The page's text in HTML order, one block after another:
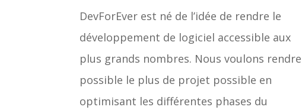
DevForEver est né de l’idée de rendre le
développement de logiciel accessible aux
plus grands nombres. Nous voulons rendre
possible le plus de projet possible en
optimisant les différentes phases du